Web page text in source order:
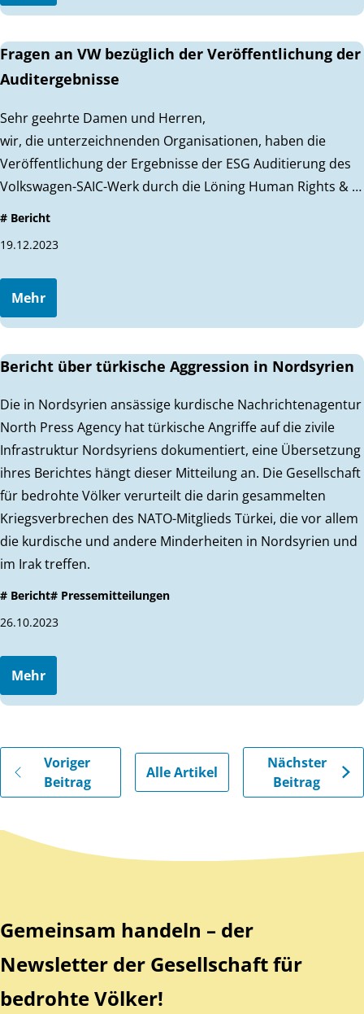
Fragen an VW bezüglich der Veröffentlichung der
Auditergebnisse
Sehr geehrte Damen und Herren,
wir, die unterzeichnenden Organisationen, haben die
Veröffentlichung der Ergebnisse der ESG Auditierung des
Volkswagen-SAIC-Werk durch die Löning Human Rights & …
# Bericht
19.12.2023
Mehr
Bericht über türkische Aggression in Nordsyrien
Die in Nordsyrien ansässige kurdische Nachrichtenagentur
North Press Agency hat türkische Angriffe auf die zivile
Infrastruktur Nordsyriens dokumentiert, eine Übersetzung
ihres Berichtes hängt dieser Mitteilung an. Die Gesellschaft
für bedrohte Völker verurteilt die darin gesammelten
Kriegsverbrechen des NATO-Mitglieds Türkei, die vor allem
die kurdische und andere Minderheiten in Nordsyrien und
im Irak treffen.
# Bericht# Pressemitteilungen
26.10.2023
Mehr
Gehe zu vorherigen oder nächsten Beiträgen
Voriger
Beitrag
Alle Artikel
Nächster
Beitrag
Zurück zum Hauptinhalt
Zurück zur Navigation
Gemeinsam handeln – der
Newsletter der Gesellschaft für
bedrohte Völker!